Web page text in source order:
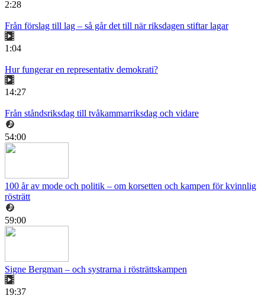
2:28
Från förslag till lag – så går det till när riksdagen stiftar lagar
1:04
Hur fungerar en representativ demokrati?
14:27
Från ståndsriksdag till tvåkammarriksdag och vidare
54:00
100 år av mode och politik – om korsetten och kampen för kvinnlig
rösträtt
59:00
Signe Bergman – och systrarna i rösträttskampen
19:37